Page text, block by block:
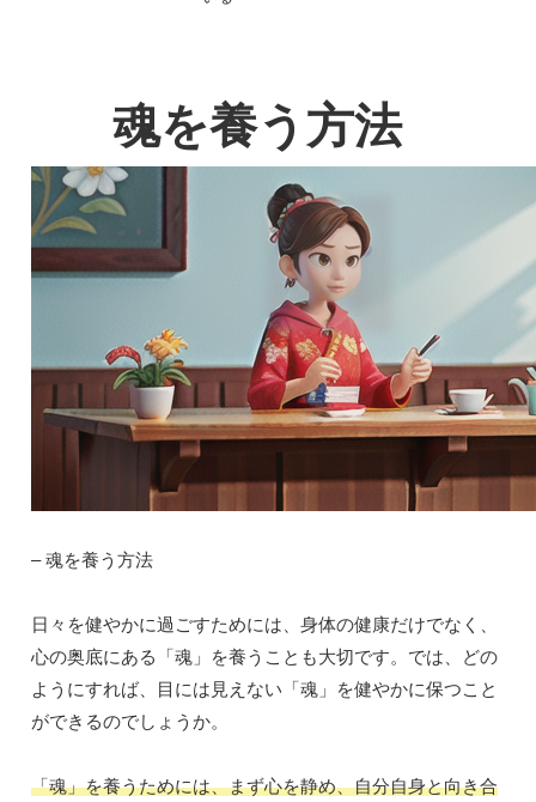
魂を養う方法
– 魂を養う方法
日々を健やかに過ごすためには、身体の健康だけでなく、
心の奥底にある「魂」を養うことも大切です。では、どの
ようにすれば、目には見えない「魂」を健やかに保つこと
ができるのでしょうか。
「魂」を養うためには、まず心を静め、自分自身と向き合